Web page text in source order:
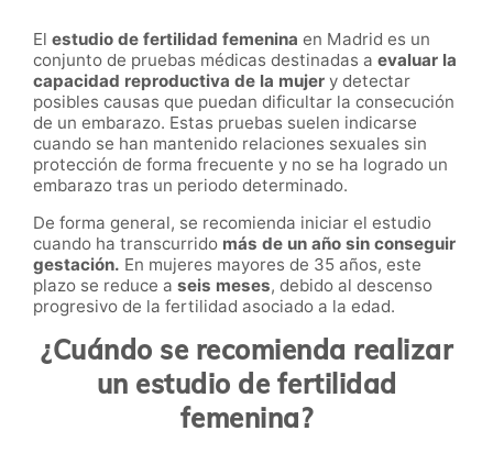
El estudio de fertilidad femenina en Madrid es un
conjunto de pruebas médicas destinadas a evaluar la
capacidad reproductiva de la mujer y detectar
posibles causas que puedan dificultar la consecución
de un embarazo. Estas pruebas suelen indicarse
cuando se han mantenido relaciones sexuales sin
protección de forma frecuente y no se ha logrado un
embarazo tras un periodo determinado.
De forma general, se recomienda iniciar el estudio
cuando ha transcurrido más de un año sin conseguir
gestación. En mujeres mayores de 35 años, este
plazo se reduce a seis meses, debido al descenso
progresivo de la fertilidad asociado a la edad.
¿Cuándo se recomienda realizar
un estudio de fertilidad
femenina?